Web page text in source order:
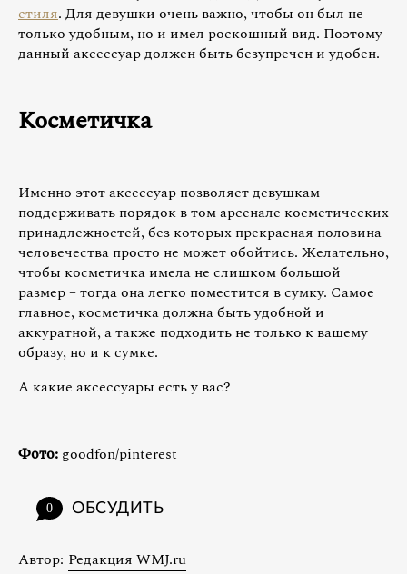
стиля. Для девушки очень важно, чтобы он был не
только удобным, но и имел роскошный вид. Поэтому
данный аксессуар должен быть безупречен и удобен.
Косметичка
Именно этот аксессуар позволяет девушкам
поддерживать порядок в том арсенале косметических
принадлежностей, без которых прекрасная половина
человечества просто не может обойтись. Желательно,
чтобы косметичка имела не слишком большой
размер – тогда она легко поместится в сумку. Самое
главное, косметичка должна быть удобной и
аккуратной, а также подходить не только к вашему
образу, но и к сумке.
А какие аксессуары есть у вас?
Фото: goodfon/pinterest
0 ОБСУДИТЬ
Автор: Редакция WMJ.ru